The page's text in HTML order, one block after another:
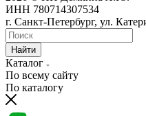
ИНН 780714307534
г. Санкт-Петербург, ул.
Найти
Каталог
По всему сайту
По каталогу